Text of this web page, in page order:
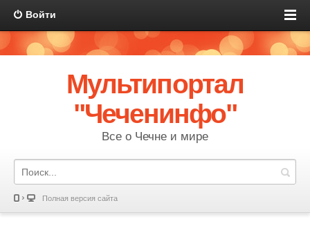
Войти
Мультипортал
"Чеченинфо"
Все о Чечне и мире
Полная версия сайта